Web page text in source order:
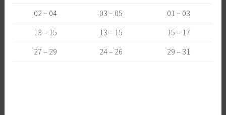
02 – 04
03 – 05
01 – 03
13 – 15
13 – 15
15 – 17
27 – 29
24 – 26 29 – 31